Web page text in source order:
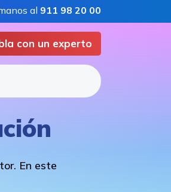
al 911 98 20 00
con un experto
En este